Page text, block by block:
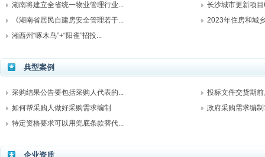
湖南将建立全省统一物业管理行业...
长沙城市更新项
《湖南省居民自建房安全管理若干...
2023年住房和城
湘西州“啄木鸟”+“阳雀”招投...
典型案例
采购结果公告要包括采购人代表的...
投标文件交货期
如何帮采购人做好采购需求编制
政府采购需求编
特定资格要求可以用兜底条款替代...
企业资质